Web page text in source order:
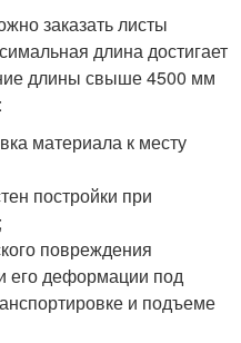
заказать листы
длина достигает
длины свыше 4500 мм
материала к месту
постройки при
повреждения
его деформации под
и подъеме